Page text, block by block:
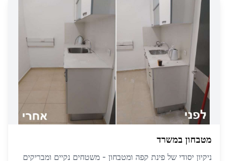
מטבחון במשרד
ניקיון יסודי של פינת קפה ומטבחון - משטחים נקיים ומבריקים